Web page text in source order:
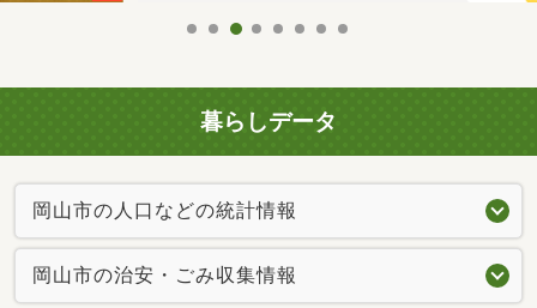
暮らしデータ
岡山市の人口などの統計情報
岡山市の治安・ごみ収集情報